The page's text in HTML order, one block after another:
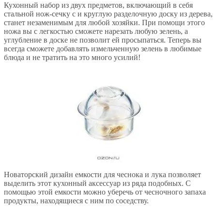
Кухонный набор из двух предметов, включающий в себя
стальной нож-сечку с и круглую разделочную доску из дерева,
станет незаменимым для любой хозяйки. При помощи этого
ножа вы с легкостью сможете нарезать любую зелень, а
углубление в доске не позволит ей просыпаться. Теперь вы
всегда сможете добавлять измельченную зелень в любимые
блюда и не тратить на это много усилий!
Новаторский дизайн емкости для чеснока и лука позволяет
выделить этот кухонный аксессуар из ряда подобных. С
помощью этой емкости можно уберечь от чесночного запаха
продукты, находящиеся с ним по соседству.